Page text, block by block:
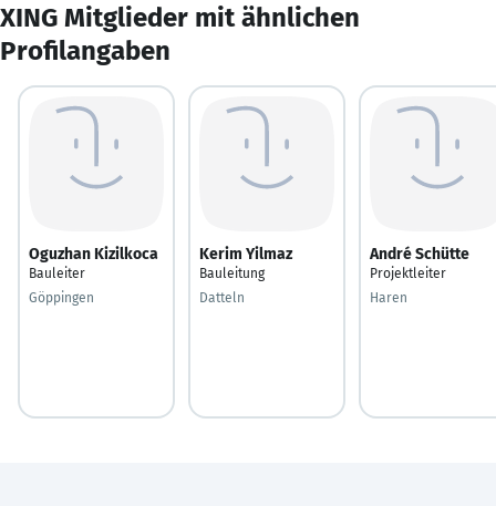
XING Mitglieder mit ähnlichen
Profilangaben
Oguzhan Kizilkoca
Bauleiter
Göppingen
Kerim Yilmaz
Bauleitung
Datteln
André Schütte
Projektleiter
Haren